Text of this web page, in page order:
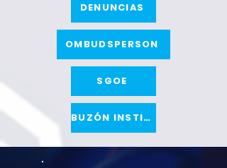
OMBUDSPERSON
SGOE
BUZÓN INSTITUCIONAL
DENUNCIAS